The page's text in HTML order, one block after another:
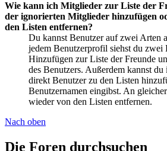
Wie kann ich Mitglieder zur Liste der
der ignorierten Mitglieder hinzufügen
den Listen entfernen?
Du kannst Benutzer auf zwei Arten
jedem Benutzerprofil siehst du zwei
Hinzufügen zur Liste der Freunde
des Benutzers. Außerdem kannst
direkt Benutzer zu den Listen
Benutzernamen eingibst. An
wieder von den Listen entfernen.
Nach oben
Die Foren durchsuchen